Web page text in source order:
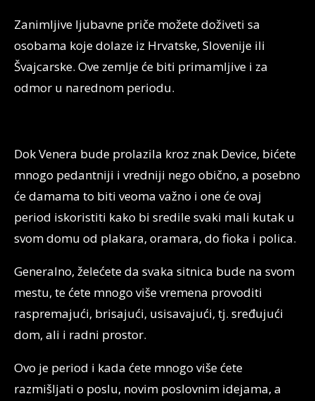
Zanimljive ljubavne priče možete doživeti sa
osobama koje dolaze iz Hrvatske, Slovenije ili
Švajcarske. Ove zemlje će biti primamljive i za
odmor u narednom periodu.
Dok Venera bude prolazila kroz znak Device, bićete
mnogo pedantniji i vredniji nego obično, a posebno
će damama to biti veoma važno i one će ovaj
period iskoristiti kako bi sredile svaki mali kutak u
svom domu od plakara, oramara, do fioka i polica.
Generalno, želećete da svaka sitnica bude na svom
mestu, te ćete mnogo više vremena provoditi
raspremajući, brisajući, usisavajući, tj. sređujući
dom, ali i radni prostor.
Ovo je period i kada ćete mnogo više ćete
razmišljati o poslu, novim poslovnim idejama, a